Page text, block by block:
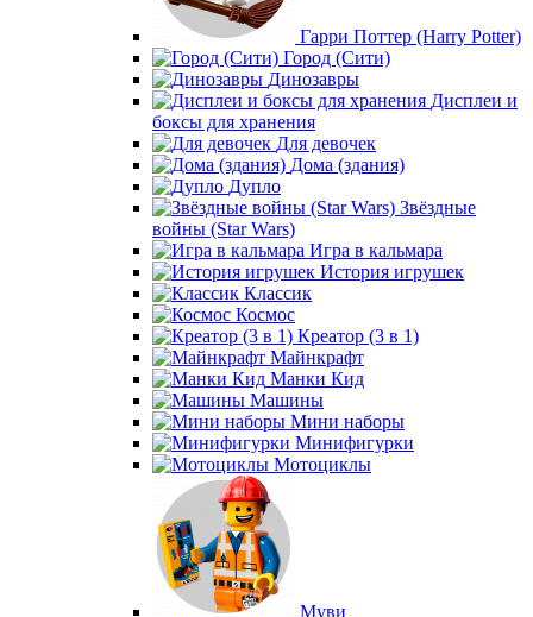
Гарри Поттер (Harry Potter)
Город (Сити)
Динозавры
Дисплеи и
боксы для хранения
Для девочек
Дома (здания)
Дупло
Звёздные
войны (Star Wars)
Игра в кальмара
История игрушек
Классик
Космос
Креатор (3 в 1)
Майнкрафт
Манки Кид
Машины
Мини наборы
Минифигурки
Мотоциклы
Муви